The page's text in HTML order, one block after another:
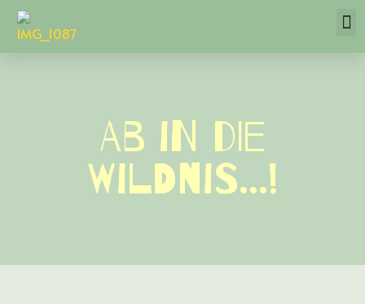
Ab in die
Wildnis…!